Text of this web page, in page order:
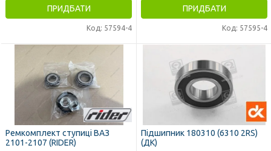
ПРИДБАТИ
Код: 57594-4
ПРИДБАТИ
Код: 57595-4
Ремкомплект ступиці ВАЗ
2101-2107 (RIDER)
Підшипник 180310 (6310 2RS)
(ДК)